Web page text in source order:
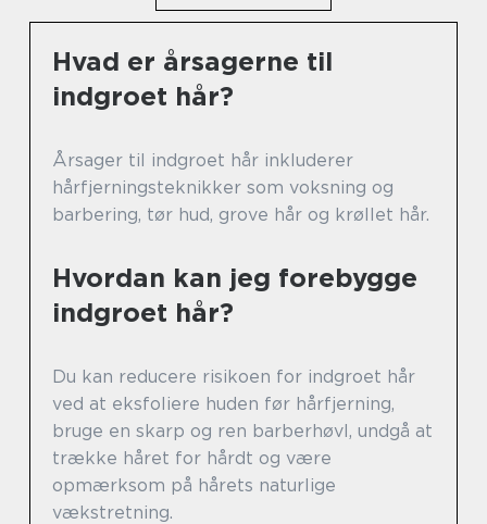
Hvad er årsagerne til
indgroet hår?
Årsager til indgroet hår inkluderer
hårfjerningsteknikker som voksning og
barbering, tør hud, grove hår og krøllet hår.
Hvordan kan jeg forebygge
indgroet hår?
Du kan reducere risikoen for indgroet hår
ved at eksfoliere huden før hårfjerning,
bruge en skarp og ren barberhøvl, undgå at
trække håret for hårdt og være
opmærksom på hårets naturlige
vækstretning.